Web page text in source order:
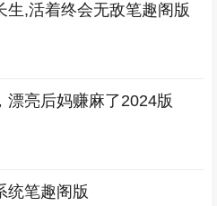
生,活着终会无敌笔趣阁版
漂亮后妈赚麻了2024版
统笔趣阁版